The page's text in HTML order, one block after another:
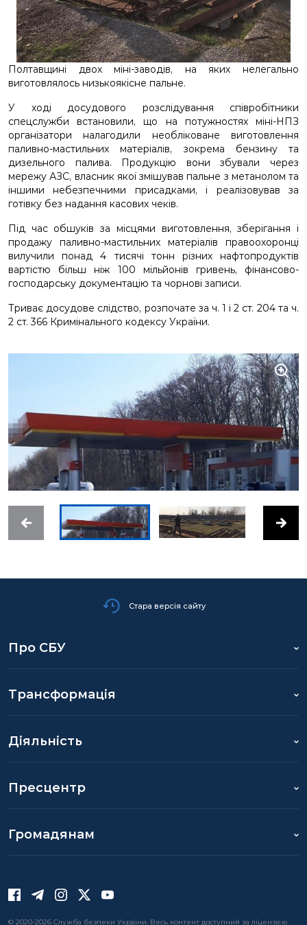
Полтавщині двох міні-заводів, на яких нелегально
виготовлялось низькоякісне пальне.
У ході досудового розслідування співробітники
спецслужби встановили, що на потужностях міні-НПЗ
організатори налагодили необліковане виготовлення
паливно-мастильних матеріалів, зокрема бензину та
дизельного палива. Продукцію вони збували через
мережу АЗС, власник якої змішував пальне з метанолом та
іншими небезпечними присадками, і реалізовував за
готівку без надання касових чеків.
Під час обшуків за місцями виготовлення, зберігання і
продажу паливно-мастильних матеріалів правоохоронці
вилучили понад 4 тисячі тонн різних нафтопродуктів
вартістю більш ніж 100 мільйонів гривень, фінансово-
господарську документацію та чорнові записи.
Триває досудове слідство, розпочате за ч. 1 і 2 ст. 204 та ч.
2 ст. 366 Кримінального кодексу України.
Стара версія сайту
Про СБУ
Трансформація
Діяльність
Пресцентр
Громадянам
© 2020-2026 Служба безпеки України. Весь контент доступний за ліцензією